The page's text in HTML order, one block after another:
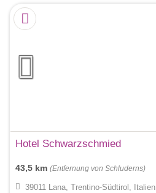
Hotel Schwarzschmied
43,5 km (Entfernung von Schluderns)
39011 Lana, Trentino-Südtirol, Italien